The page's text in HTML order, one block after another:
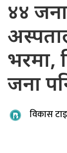
४४
भरमा,
जना
विकास